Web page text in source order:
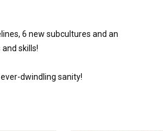
6 new subcultures and an
skills!
dwindling sanity!